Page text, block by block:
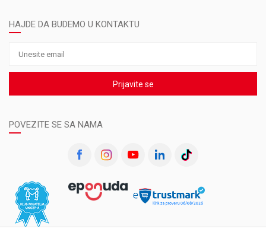
HAJDE DA BUDEMO U KONTAKTU
Prijavite se
POVEZITE SE SA NAMA